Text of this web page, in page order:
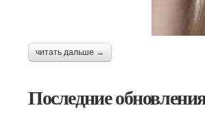
читать дальше →
Последние